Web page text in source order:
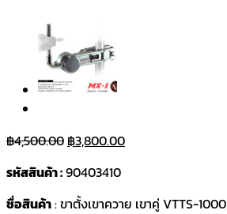
฿4,500.00 Original
was:
฿4,500.00.
฿3,800.00Current
฿3,800.00.
รหัสสินค้า :90403410
ชื่อสินค้า: ขาตั้งเขาควาย เขาคู่ VTTS-1000